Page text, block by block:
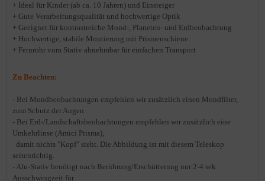
+ Ideal für Kinder (ab ca. 10 Jahren) und Einsteiger
+ Gute Verarbeitungsqualität und hochwertige Optik
+ Geeignet für kontrastreiche Mond-, Planeten- und Erdbeobachtung
+ Hochwertige, stabile Montierung mit Prismenschiene.
+ Fernrohr vom Stativ abnehmbar für einfachen Transport
Zu Beachten:
- Bei Mondbeobachtungen empfehlen wir zusätzlich einen Mondfilter,
zum Schutz der Augen.
- Bei Erd-/Landschaftsbeobachtungen empfehlen wir zusätzlich eine
Umkehrlinse (Amici Prisma),
damit nichts "Kopf" steht. Die Abbildung ist mit diesem Teleskop
seitenrichtig.
- Alu-Stativ benötigt nach Berührung/Erschütterung nur 2-4 sek.
Ausschwingzeit für